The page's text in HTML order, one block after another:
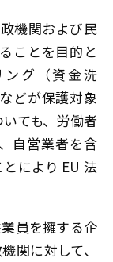
機関および民
ことを目的と
ング（資金洗
どが保護対象
ても、労働者
自営業者を含
により EU 法
員を擁する企
関に対して、